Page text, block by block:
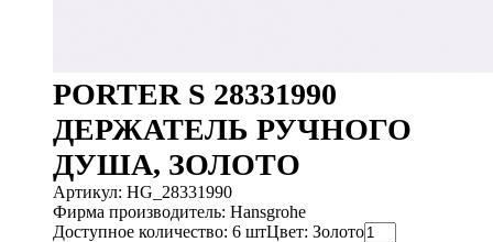
PORTER S 28331990
ДЕРЖАТЕЛЬ РУЧНОГО
ДУША, ЗОЛОТО
Артикул: HG_28331990
Фирма производитель: Hansgrohe
Доступное количество: 6 штЦвет: Золото